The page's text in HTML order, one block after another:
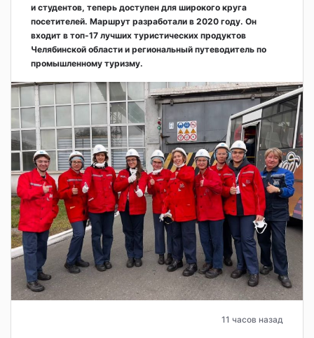
и студентов, теперь доступен для широкого круга
посетителей. Маршрут разработали в 2020 году. Он
входит в топ-17 лучших туристических продуктов
Челябинской области и региональный путеводитель по
промышленному туризму.
11 часов назад